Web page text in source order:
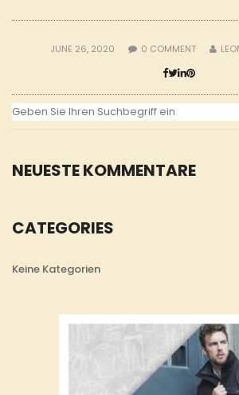
NEUESTE KOMMENTARE
CATEGORIES
Keine Kategorien
JUNE 26, 2020 0 COMMENT